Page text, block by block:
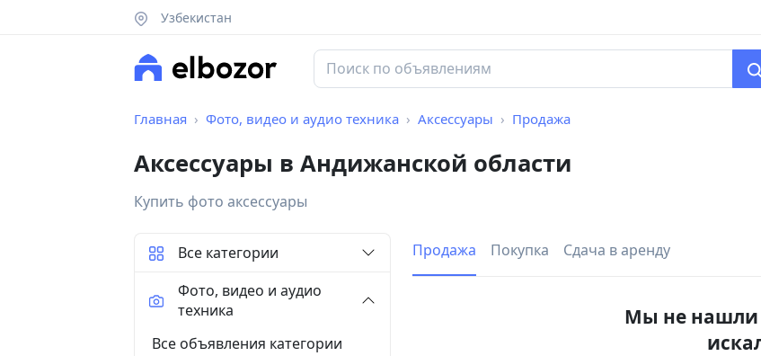
Узбекистан
Главная Фото, видео и аудио техника Аксессуары Продажа
Аксессуары в Андижанской области
Купить фото аксессуары
Продажа Покупка Сдача в аренду
Мы не нашли
Все категории
Фото, видео и аудио
техника
Все объявления категории